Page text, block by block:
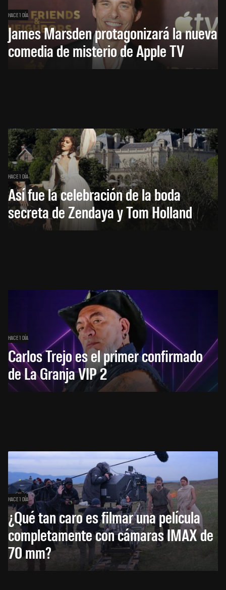
HACE 1 DÍA
James Marsden protagonizará la nueva
comedia de misterio de Apple TV
HACE 1 DÍA
Así fue la celebración de la boda
secreta de Zendaya y Tom Holland
HACE 1 DÍA
Carlos Trejo es el primer confirmado
de La Granja VIP 2
HACE 1 DÍA
¿Qué tan caro es filmar una película
completamente con cámaras IMAX de
70 mm?